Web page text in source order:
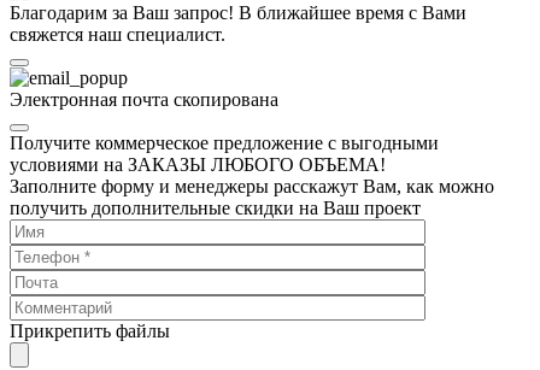
Благодарим за Ваш запрос! В ближайшее время с Вами
свяжется наш специалист.
Электронная почта скопирована
Получите коммерческое предложение с выгодными
условиями на ЗАКАЗЫ ЛЮБОГО ОБЪЕМА!
Заполните форму и менеджеры расскажут Вам, как можно
получить дополнительные скидки на Ваш проект
Прикрепить файлы